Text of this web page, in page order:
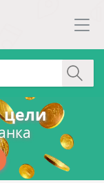
цели